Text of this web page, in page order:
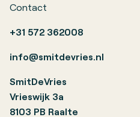
Contact
+31 572 362008
info@smitdevries.nl
SmitDeVries
Vrieswijk 3a
8103 PB Raalte